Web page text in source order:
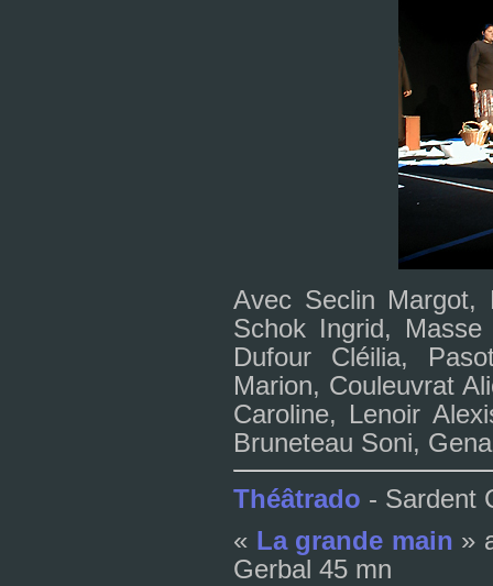
Avec Seclin Margot,
Schok Ingrid, Masse
Dufour Cléilia,
Marion, Couleuvrat
Caroline, Lenoir
Bruneteau Soni,
Théâtrado - Sardent
« La grande main »
Gerbal 45 mn